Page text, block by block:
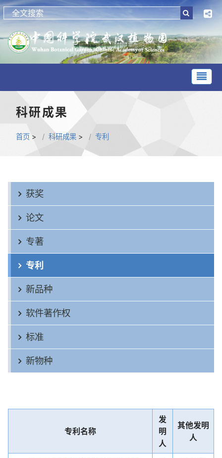
科研成果
首页 > 科研成果 > 专利
获奖
论文
专著
专利
新品种
软件著作权
标准
新物种
专利名称
发
明
人
其他发明
人